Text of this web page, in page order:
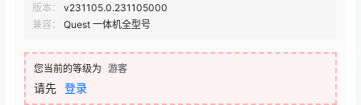
版本：
v231105.0.231105000
兼容：
Quest 一体机全型号
您当前的等级为 游客
请先 登录